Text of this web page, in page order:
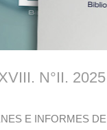
N°II.
E INFORMES